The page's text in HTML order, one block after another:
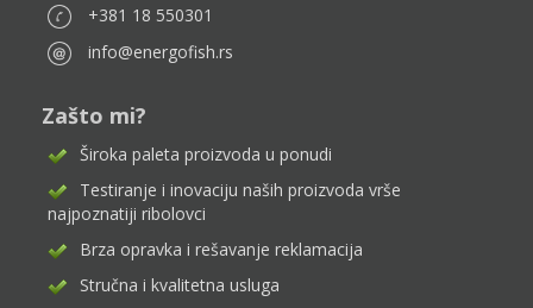
+381 18 550301
info@energofish.rs
Zašto mi?
Široka paleta proizvoda u ponudi
Testiranje i inovaciju naših proizvoda vrše
najpoznatiji ribolovci
Brza opravka i rešavanje reklamacija
Stručna i kvalitetna usluga